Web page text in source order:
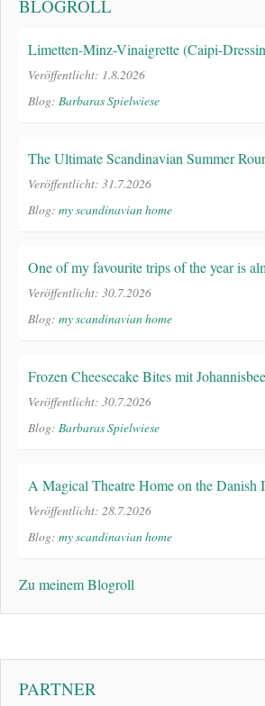
BLOGROLL
Limetten-Minz-Vinaigrette (Caipi-
Veröffentlicht: 1.8.2026
Blog: Barbaras Spielwiese
The Ultimate Scandinavian Summer
Veröffentlicht: 31.7.2026
Blog: my scandinavian home
One of my favourite trips of the year is
Veröffentlicht: 30.7.2026
Blog: my scandinavian home
Frozen Cheesecake Bites mit
Veröffentlicht: 30.7.2026
Blog: Barbaras Spielwiese
A Magical Theatre Home on the Danish
Veröffentlicht: 28.7.2026
Blog: my scandinavian home
Zu meinem Blogroll
PARTNER